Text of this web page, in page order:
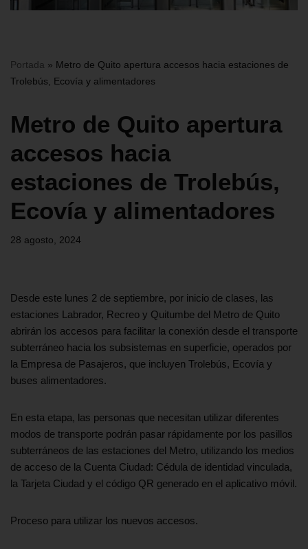
Portada » Metro de Quito apertura accesos hacia estaciones de
Trolebús, Ecovía y alimentadores
Metro de Quito apertura
accesos hacia
estaciones de Trolebús,
Ecovía y alimentadores
28 agosto, 2024
Desde este lunes 2 de septiembre, por inicio de clases, las
estaciones Labrador, Recreo y Quitumbe del Metro de Quito
abrirán los accesos para facilitar la conexión desde el transporte
subterráneo hacia los subsistemas en superficie, operados por
la Empresa de Pasajeros, que incluyen Trolebús, Ecovía y
buses alimentadores.
En esta etapa, las personas que necesitan utilizar diferentes
modos de transporte podrán pasar rápidamente por los pasillos
subterráneos de las estaciones del Metro, utilizando los medios
de acceso de la Cuenta Ciudad: Cédula de identidad vinculada,
la Tarjeta Ciudad y el código QR generado en el aplicativo móvil.
Proceso para utilizar los nuevos accesos.